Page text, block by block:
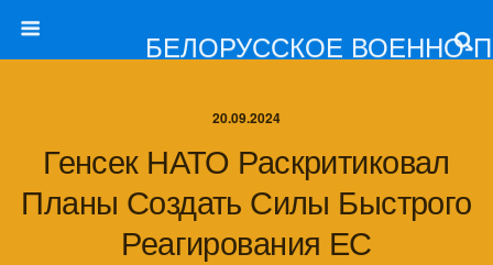
БЕЛОРУССКОЕ ВОЕННО-
20.09.2024
Генсек НАТО Раскритиковал
Планы Создать Силы Быстрого
Реагирования ЕС